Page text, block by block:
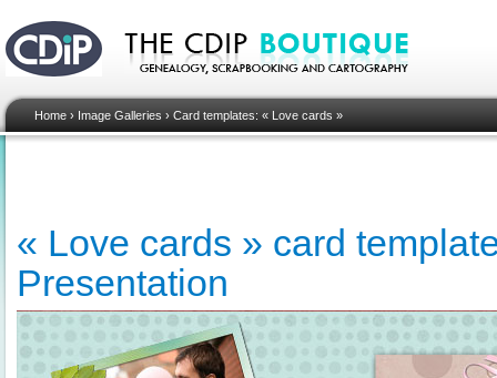
Home › Image Galleries › Card templates: « Love cards »
« Love cards » card
Presentation